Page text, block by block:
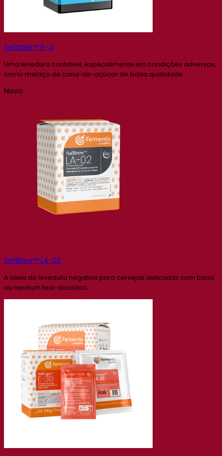
SafSpirit™ R-4
Uma levedura confiável, especialmente em condições adversas,
como melaço de cana-de-açúcar de baixa qualidade.
Novo
SafBrew™ LA-02
A ideia de levedura negativa para cervejas delicadas com baixo
ou nenhum teor alcoólico.